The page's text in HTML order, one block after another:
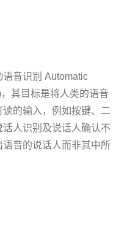
音识别 Automatic
其目标是将人类的语音
的输入，例如按键、二
人识别及说话人确认不
语音的说话人而非其中所